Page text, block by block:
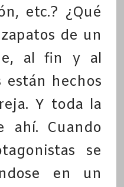
etc.? ¿Qué
de un
al fin y al
están hechos
Y toda la
ahí. Cuando
se
en un